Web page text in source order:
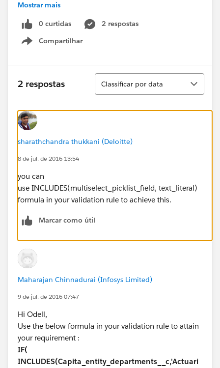
Picklist (Capita_entity_departments__c), they would
be required to complete the AIDB_Services__c (Multi-
Select) Picklist.
Mostrar mais
0 curtidas
2 respostas
Compartilhar
Show menu
2 respostas
Classificar
Classificar por data
sharathchandra thukkani (Deloitte)
8 de jul. de 2016 13:54
you can
use INCLUDES(multiselect_picklist_field, text_literal)
formula in your validation rule to achieve this.
Marcar como útil
Maharajan Chinnadurai (Infosys Limited)
9 de jul. de 2016 07:47
Hi Odell,
Use the below formula in your validation rule to attain
your requirement :
IF(
INCLUDES(Capita_entity_departments__c,'Actuari